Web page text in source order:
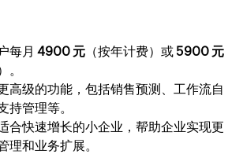
每月4900 元 （按年计费）或 5900 元
。
高级的功能，包括销售预测、工作流自
持管理等。
合快速增长的小企业，帮助企业实现更
理和业务扩展。